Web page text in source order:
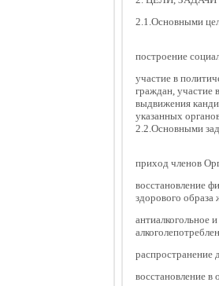
2.1.Основными
построение
участие в
граждан, участие
выдвижения
указанных
2.2.Основными
приход членов
восстановление
здорового
антиалкогольное
распространение
восстановление в